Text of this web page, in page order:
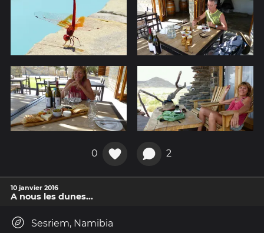
0 2
10 janvier 2016
A nous les dunes...
Sesriem, Namibia